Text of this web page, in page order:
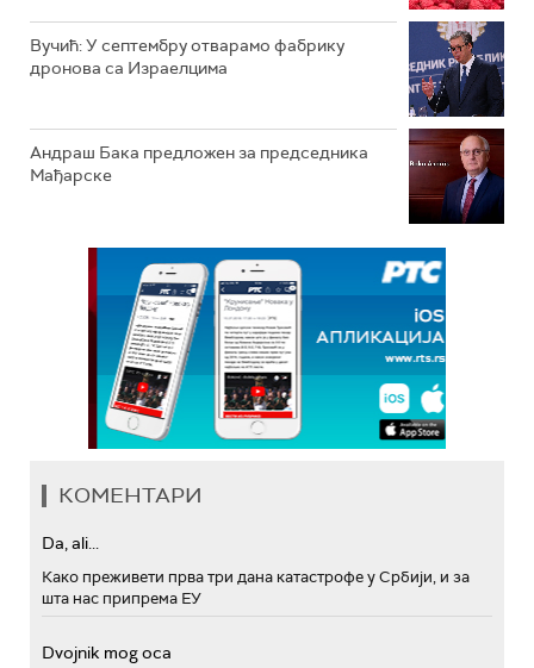
Вучић: У септембру отварамо фабрику
дронова са Израелцима
Андраш Бакa предложен за председника
Мађарске
КОМЕНТАРИ
Da, ali...
Како преживети прва три дана катастрофе у Србији, и за
шта нас припрема ЕУ
Dvojnik mog oca